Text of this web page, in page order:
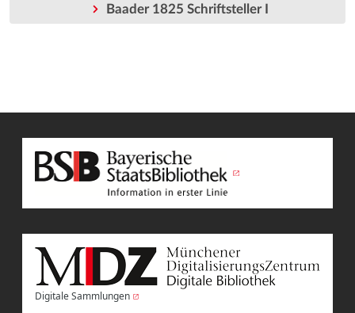
Baader 1825 Schriftsteller I
Digitale Sammlungen